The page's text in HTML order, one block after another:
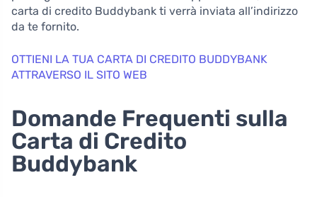
carta di credito Buddybank ti verrà inviata all’indirizzo
da te fornito.
OTTIENI LA ​​TUA CARTA DI CREDITO BUDDYBANK
ATTRAVERSO IL SITO WEB
Domande Frequenti sulla
Carta di Credito
Buddybank